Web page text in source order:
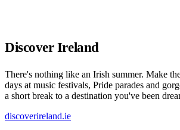
Discover Ireland
There's nothing like an Irish summer. Make
days at music festivals, Pride parades and
a short break to a destination you've been
discoverireland.ie